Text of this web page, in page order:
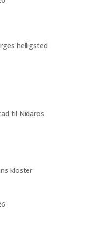
helligsted
til Nidaros
kloster